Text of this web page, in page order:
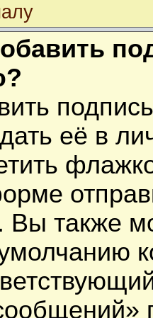
её в
Вы также